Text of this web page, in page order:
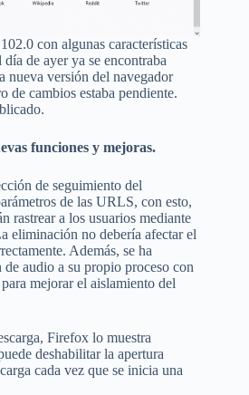
con algunas características
de ayer ya se encontraba
nueva versión del navegador
de cambios estaba pendiente.
funciones y mejoras.
de seguimiento del
de las URLS, con esto,
rastrear a los usuarios mediante
eliminación no debería afectar el
Además, se ha
audio a su propio proceso con
mejorar el aislamiento del
Firefox lo muestra
deshabilitar la apertura
cada vez que se inicia una